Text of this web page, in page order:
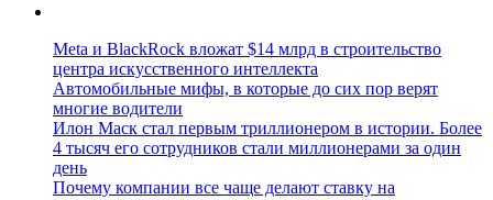
Meta и BlackRock вложат $14 млрд в строительство
центра искусственного интеллекта
Автомобильные мифы, в которые до сих пор верят
многие водители
Илон Маск стал первым триллионером в истории. Более
4 тысяч его сотрудников стали миллионерами за один
день
Почему компании все чаще делают ставку на